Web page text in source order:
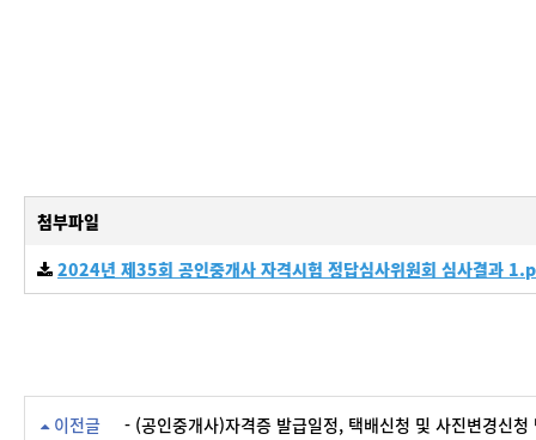
첨부파일
2024년 제35회 공인중개사 자격시험 정답심사위원회 심사결과
이전글 - (공인중개사)자격증 발급일정, 택배신청 및 사진변경신청